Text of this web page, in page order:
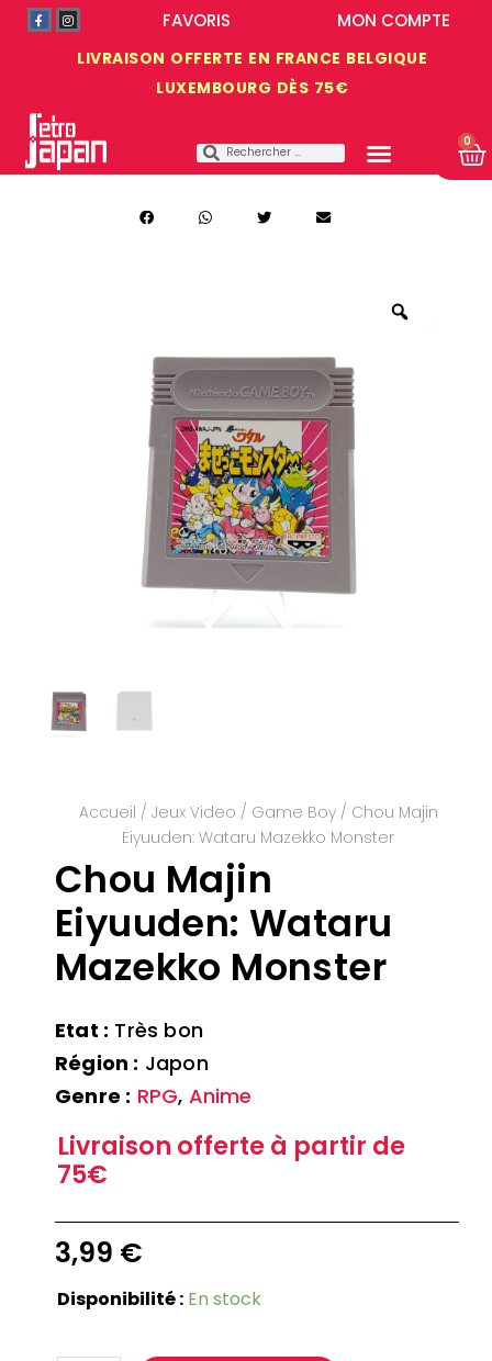
LIVRAISON OFFERTE EN FRANCE BELGIQUE
LUXEMBOURG DÈS 75€
MON COMPTE
FAVORIS
0
Accueil / Jeux Video / Game Boy/ Chou Majin
Eiyuuden: Wataru Mazekko Monster
Chou Majin
Eiyuuden: Wataru
Mazekko Monster
Etat : Très bon
Région : Japon
Genre : RPG, Anime
Livraison offerte à partir de
75€
3,99 €
Disponibilité : En stock